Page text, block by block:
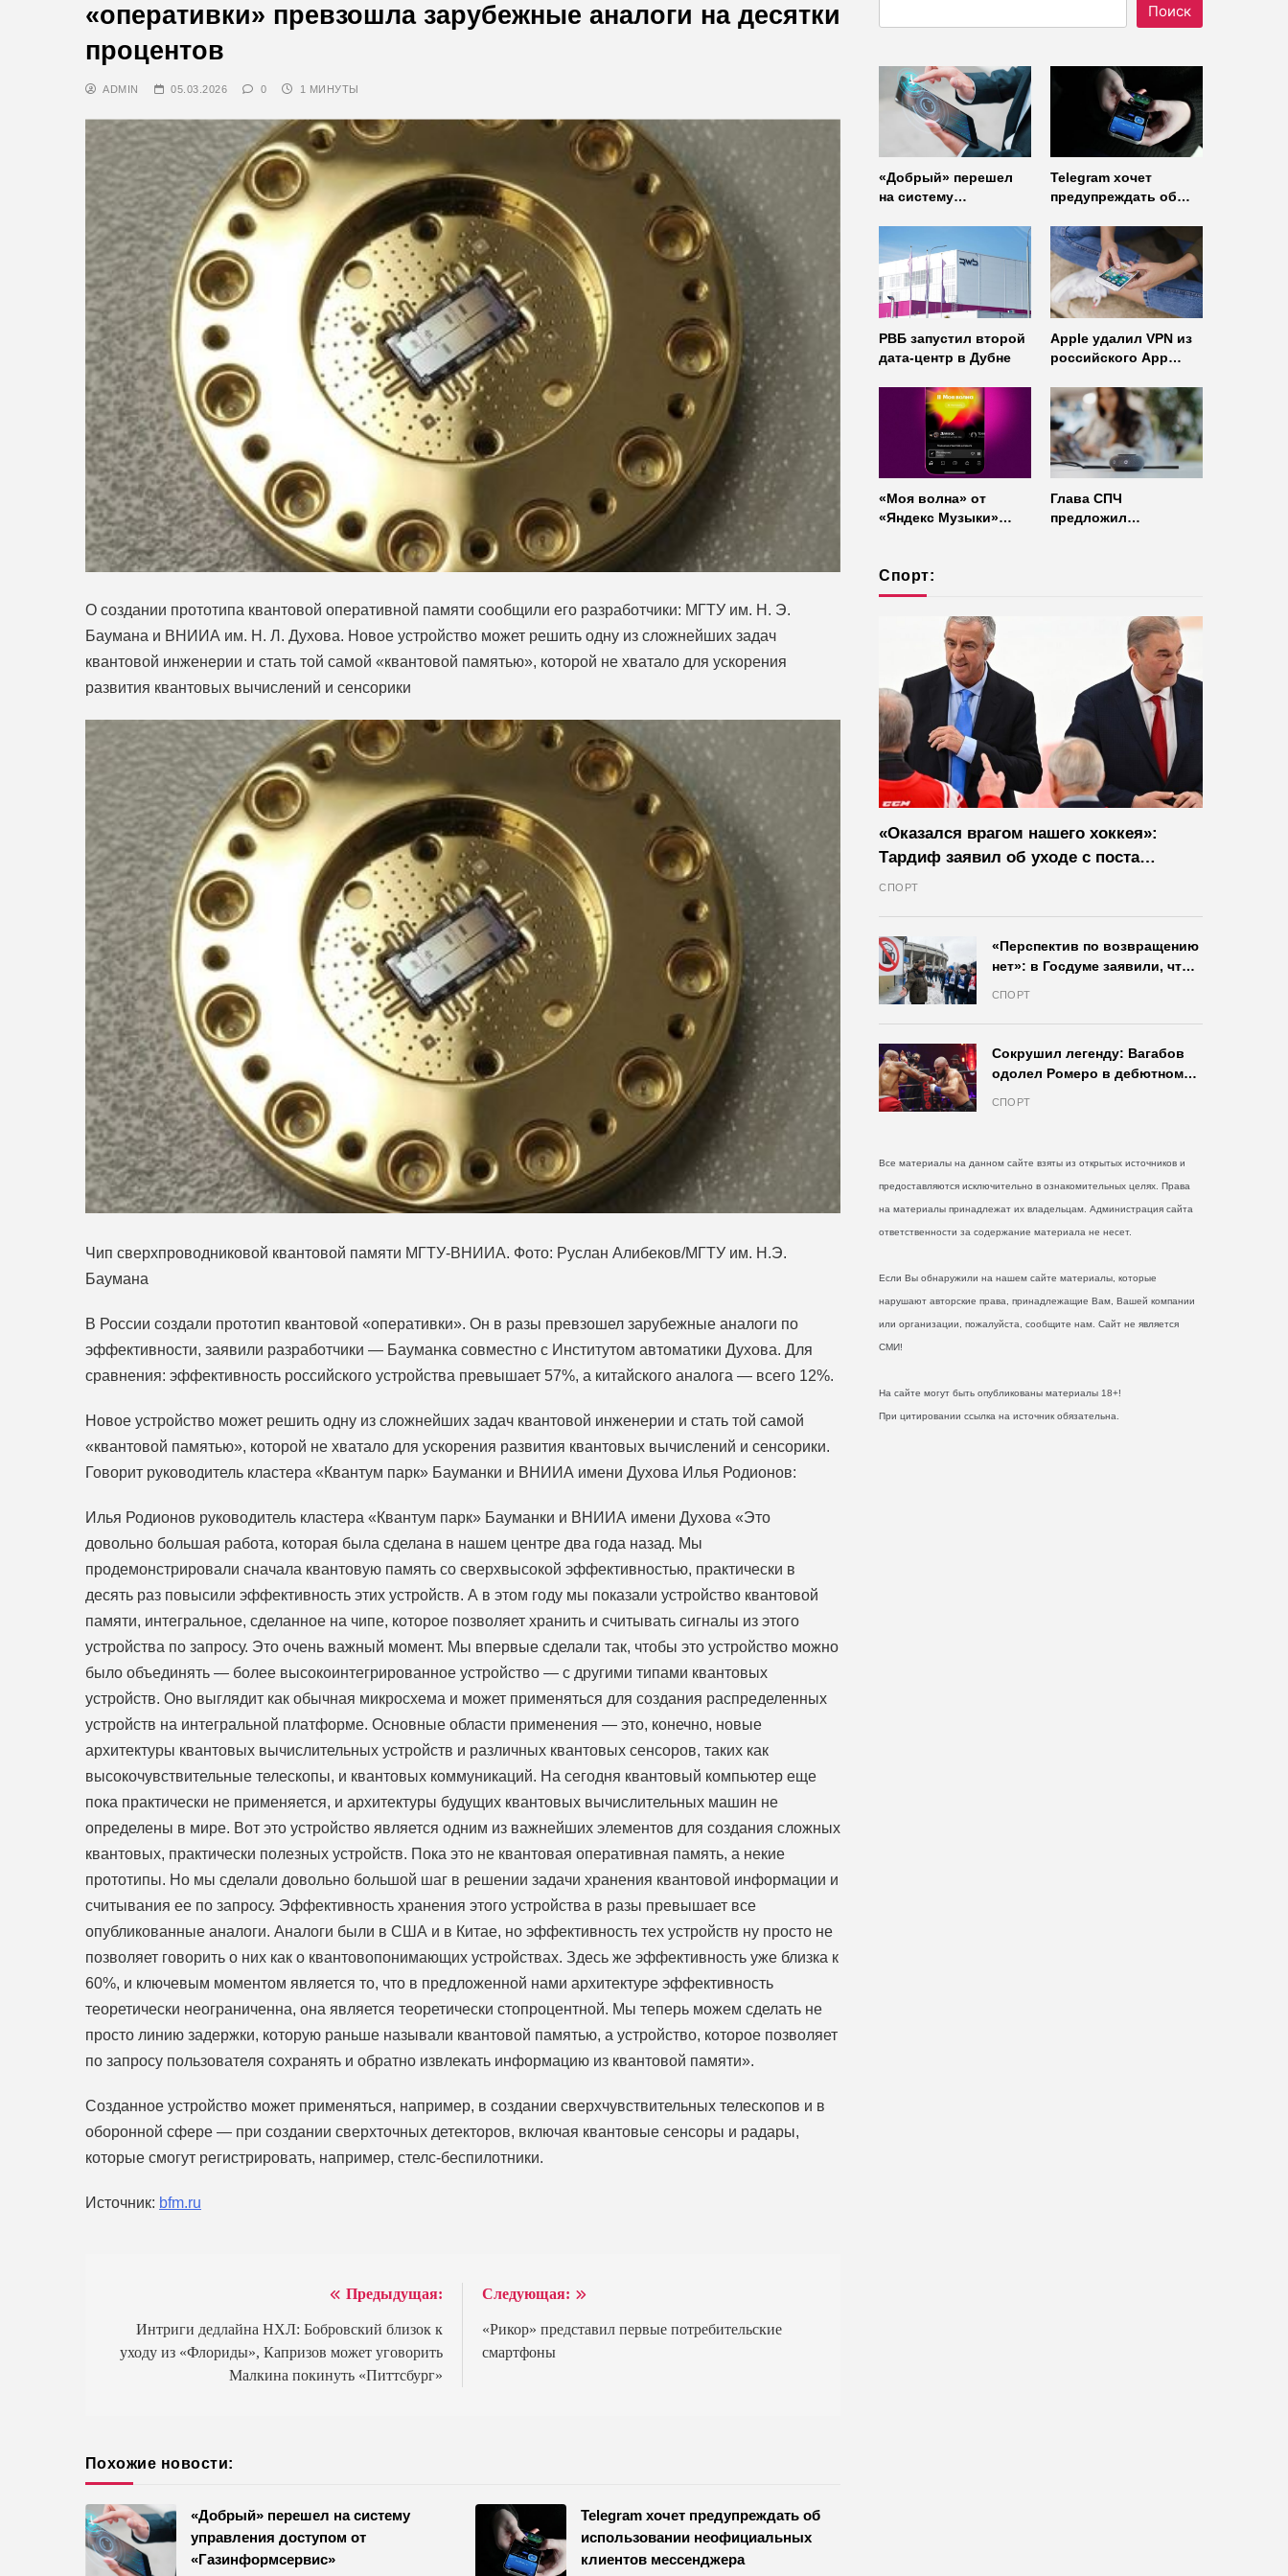
«оперативки» превзошла зарубежные аналоги на десятки
процентов
ADMIN 05.03.2026 0 1 МИНУТЫ
О создании прототипа квантовой оперативной памяти сообщили его разработчики: МГТУ им. Н. Э.
Баумана и ВНИИА им. Н. Л. Духова. Новое устройство может решить одну из сложнейших задач
квантовой инженерии и стать той самой «квантовой памятью», которой не хватало для ускорения
развития квантовых вычислений и сенсорики
Чип сверхпроводниковой квантовой памяти МГТУ-ВНИИА. Фото: Руслан Алибеков/МГТУ им. Н.Э.
Баумана
В России создали прототип квантовой «оперативки». Он в разы превзошел зарубежные аналоги по
эффективности, заявили разработчики — Бауманка совместно с Институтом автоматики Духова. Для
сравнения: эффективность российского устройства превышает 57%, а китайского аналога — всего 12%.
Новое устройство может решить одну из сложнейших задач квантовой инженерии и стать той самой
«квантовой памятью», которой не хватало для ускорения развития квантовых вычислений и сенсорики.
Говорит руководитель кластера «Квантум парк» Бауманки и ВНИИА имени Духова Илья Родионов:
Илья Родионов руководитель кластера «Квантум парк» Бауманки и ВНИИА имени Духова «Это
довольно большая работа, которая была сделана в нашем центре два года назад. Мы
продемонстрировали сначала квантовую память со сверхвысокой эффективностью, практически в
десять раз повысили эффективность этих устройств. А в этом году мы показали устройство квантовой
памяти, интегральное, сделанное на чипе, которое позволяет хранить и считывать сигналы из этого
устройства по запросу. Это очень важный момент. Мы впервые сделали так, чтобы это устройство можно
было объединять — более высокоинтегрированное устройство — с другими типами квантовых
устройств. Оно выглядит как обычная микросхема и может применяться для создания распределенных
устройств на интегральной платформе. Основные области применения — это, конечно, новые
архитектуры квантовых вычислительных устройств и различных квантовых сенсоров, таких как
высокочувствительные телескопы, и квантовых коммуникаций. На сегодня квантовый компьютер еще
пока практически не применяется, и архитектуры будущих квантовых вычислительных машин не
определены в мире. Вот это устройство является одним из важнейших элементов для создания сложных
квантовых, практически полезных устройств. Пока это не квантовая оперативная память, а некие
прототипы. Но мы сделали довольно большой шаг в решении задачи хранения квантовой информации и
считывания ее по запросу. Эффективность хранения этого устройства в разы превышает все
опубликованные аналоги. Аналоги были в США и в Китае, но эффективность тех устройств ну просто не
позволяет говорить о них как о квантовопонимающих устройствах. Здесь же эффективность уже близка к
60%, и ключевым моментом является то, что в предложенной нами архитектуре эффективность
теоретически неограниченна, она является теоретически стопроцентной. Мы теперь можем сделать не
просто линию задержки, которую раньше называли квантовой памятью, а устройство, которое позволяет
по запросу пользователя сохранять и обратно извлекать информацию из квантовой памяти».
Созданное устройство может применяться, например, в создании сверхчувствительных телескопов и в
оборонной сфере — при создании сверхточных детекторов, включая квантовые сенсоры и радары,
которые смогут регистрировать, например, стелс-беспилотники.
Источник: bfm.ru
записям
Предыдущая:
Интриги дедлайна НХЛ: Бобровский близок к
уходу из «Флориды», Капризов может уговорить
Малкина покинуть «Питтсбург»
Следующая:
«Рикор» представил первые потребительские
смартфоны
Похожие новости:
«Добрый» перешел на систему
управления доступом от
«Газинформсервис»
Telegram хочет предупреждать об
использовании неофициальных
клиентов мессенджера
Поиск
«Добрый» перешел
на систему
«Газинформсервис»
Telegram хочет
предупреждать об
неофициальных
клиентов
мессенджера
РВБ запустил второй
дата-центр в Дубне
Apple удалил VPN из
российского App
«Моя волна» от
«Яндекс Музыки»
Глава СПЧ
предложил
Спорт:
«Оказался врагом нашего хоккея»:
Тардиф заявил об уходе с поста
президента IIHF в октябре
СПОРТ
«Перспектив по возвращению
нет»: в Госдуме заявили, что
СПОРТ
Сокрушил легенду: Вагабов
одолел Ромеро в дебютном
СПОРТ
Все материалы на данном сайте взяты из открытых источников и
предоставляются исключительно в ознакомительных целях. Права
на материалы принадлежат их владельцам. Администрация сайта
ответственности за содержание материала не несет.
Если Вы обнаружили на нашем сайте материалы, которые
нарушают авторские права, принадлежащие Вам, Вашей компании
или организации, пожалуйста, сообщите нам. Сайт не является
СМИ!
На сайте могут быть опубликованы материалы 18+!
При цитировании ссылка на источник обязательна.